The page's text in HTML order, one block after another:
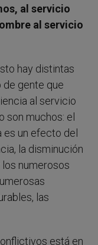
al servicio
al servicio
hay distintas
de gente que
al servicio
son muchos: el
un efecto del
la disminución
numerosos
las
está en